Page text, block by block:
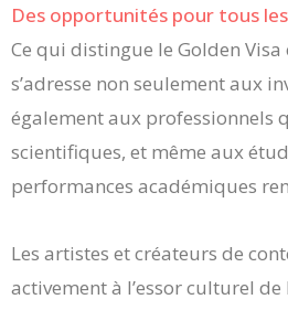
Des opportunités pour tous
Ce qui distingue le Golden
s’adresse non seulement aux
également aux professionnels
scientifiques, et même aux
performances académiques
Les artistes et créateurs de
activement à l’essor culturel